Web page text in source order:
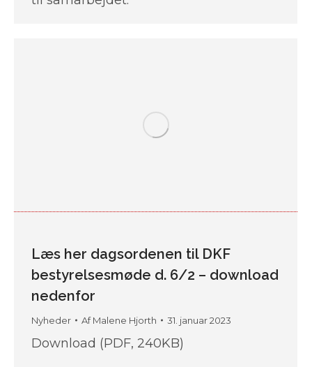
Læs her dagsordenen til DKF
bestyrelsesmøde d. 6/2 – download
nedenfor
Nyheder AfMalene Hjorth 31. januar 2023
Download (PDF, 240KB)